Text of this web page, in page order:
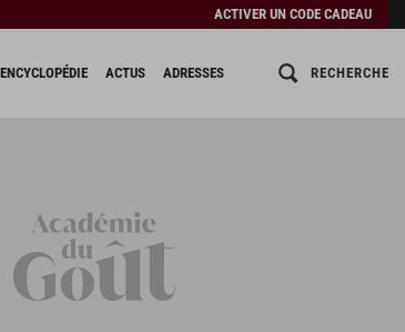
ACTIVER UN CODE CADEAU
ENCYCLOPÉDIE ACTUS ADRESSES RECHERCHE